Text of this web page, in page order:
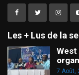
Les + Lus de la
West
7 Août,